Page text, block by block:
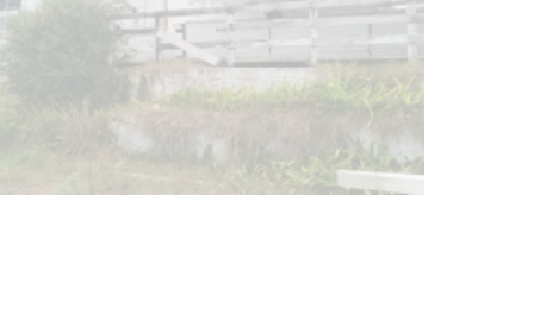
Turismo accesible para personas
con discapacidad y adultos
mayores